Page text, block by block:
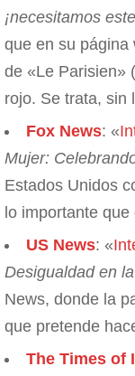
¡necesitamos
que en su página
de «Le Parisien»
rojo. Se trata, sin
Fox News: «
Mujer:
Estados Unidos
lo importante
US News: «
Desigualdad en
News, donde la
que pretende
The Times of